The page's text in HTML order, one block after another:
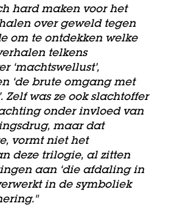
hard maken voor het
over geweld tegen
om te ontdekken welke
telkens
‘machtswellust’,
‘de brute omgang met
Zelf was ze ook slachtoffer
onder invloed van
maar dat
vormt niet het
deze trilogie, al zitten
aan ‘die afdaling in
in de symboliek